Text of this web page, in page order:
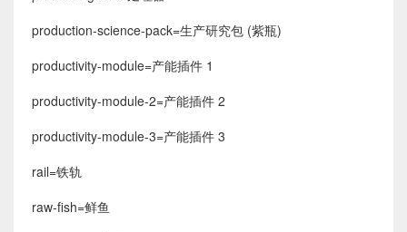
production-science-pack=生产研究包 (紫瓶)
productivity-module=产能插件 1
productivity-module-2=产能插件 2
productivity-module-3=产能插件 3
rail=铁轨
raw-fish=鲜鱼